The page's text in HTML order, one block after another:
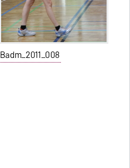
Badm_2011_008